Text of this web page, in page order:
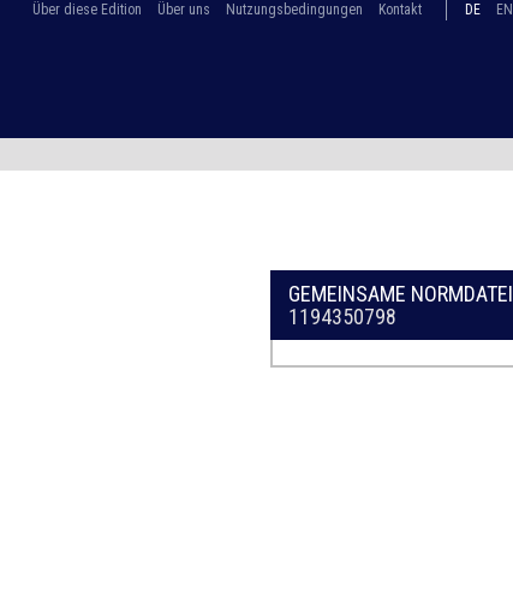
Über diese Edition Über uns Nutzungsbedingungen Kontakt DE EN
GEMEINSAME NORMDATEI
1194350798